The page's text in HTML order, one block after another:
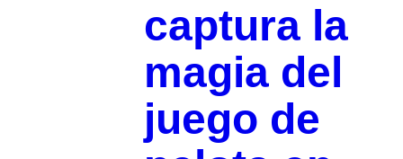
captura la
magia del
juego de